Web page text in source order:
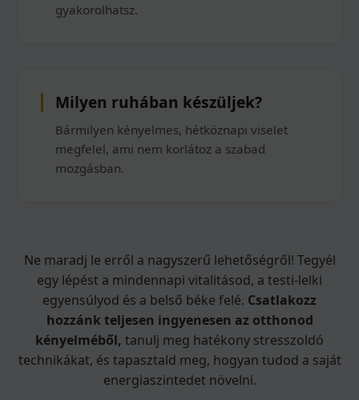
gyakorolhatsz.
Milyen ruhában készüljek?
Bármilyen kényelmes, hétköznapi viselet
megfelel, ami nem korlátoz a szabad
mozgásban.
Ne maradj le erről a nagyszerű lehetőségről! Tegyél
egy lépést a mindennapi vitalitásod, a testi-lelki
egyensúlyod és a belső béke felé. Csatlakozz
hozzánk teljesen ingyenesen az otthonod
kényelméből, tanulj meg hatékony stresszoldó
technikákat, és tapasztald meg, hogyan tudod a saját
energiaszintedet növelni.